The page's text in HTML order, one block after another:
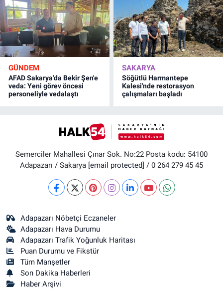
GÜNDEM
AFAD Sakarya'da Bekir Şen'e
veda: Yeni görev öncesi
personeliyle vedalaştı
SAKARYA
Söğütlü Harmantepe
Kalesi'nde restorasyon
çalışmaları başladı
Semerciler Mahallesi Çınar Sok. No:22 Posta kodu: 54100
Adapazarı / Sakarya [email protected] / 0 264 279 45 45
Adapazarı Nöbetçi Eczaneler
Adapazarı Hava Durumu
Adapazarı Trafik Yoğunluk Haritası
Puan Durumu ve Fikstür
Tüm Manşetler
Son Dakika Haberleri
Haber Arşivi